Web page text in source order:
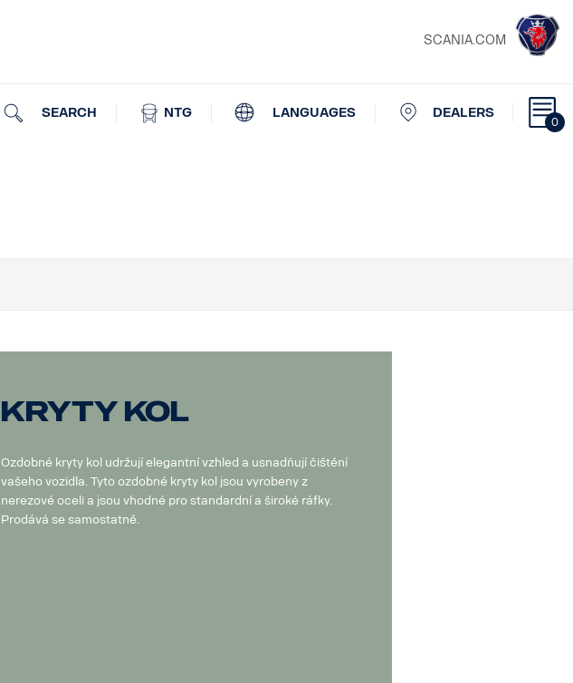
SCANIA.COM
0
SEARCH NTG LANGUAGES DEALERS
Kryty kol
Ozdobné kryty kol udržují elegantní vzhled a usnadňují čištění
vašeho vozidla. Tyto ozdobné kryty kol jsou vyrobeny z
nerezové oceli a jsou vhodné pro standardní a široké ráfky.
Prodává se samostatně.